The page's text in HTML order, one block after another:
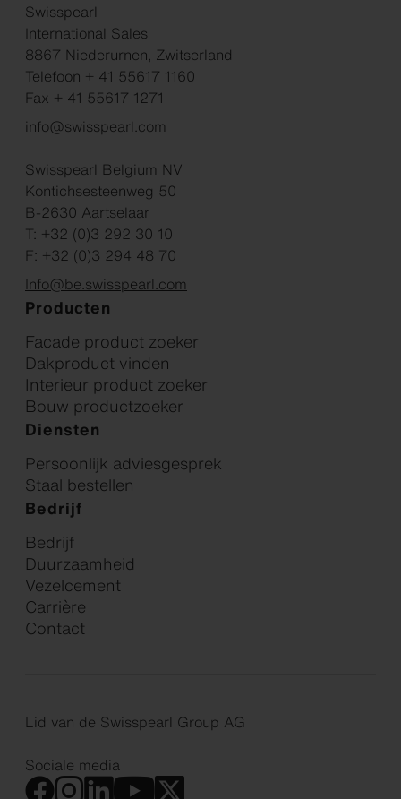
Swisspearl
International Sales
8867 Niederurnen, Zwitserland
Telefoon + 41 55617 1160
Fax + 41 55617 1271
info@swisspearl.com
Swisspearl Belgium NV
Kontichsesteenweg 50
B-2630 Aartselaar
T: +32 (0)3 292 30 10
F: +32 (0)3 294 48 70
Info@be.swisspearl.com
Producten
Facade product zoeker
Dakproduct vinden
Interieur product zoeker
Bouw productzoeker
Diensten
Persoonlijk adviesgesprek
Staal bestellen
Bedrijf
Bedrijf
Duurzaamheid
Vezelcement
Carrière
Contact
Lid van de Swisspearl Group AG
Sociale media